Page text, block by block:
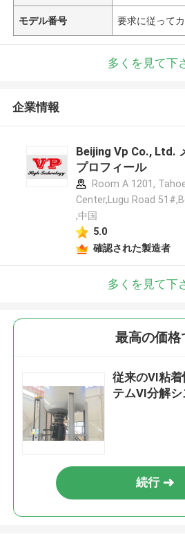
モデル番号 要求に従って
多くを見て下
企業情報
Beijing Vp Co., Ltd.
プロフィール
Room A 1201,
Center,Lugu Road
,中国
5.0
確認された製造者
多くを見て下
最高の価格
従来のVI粘
テムVI分解
続行